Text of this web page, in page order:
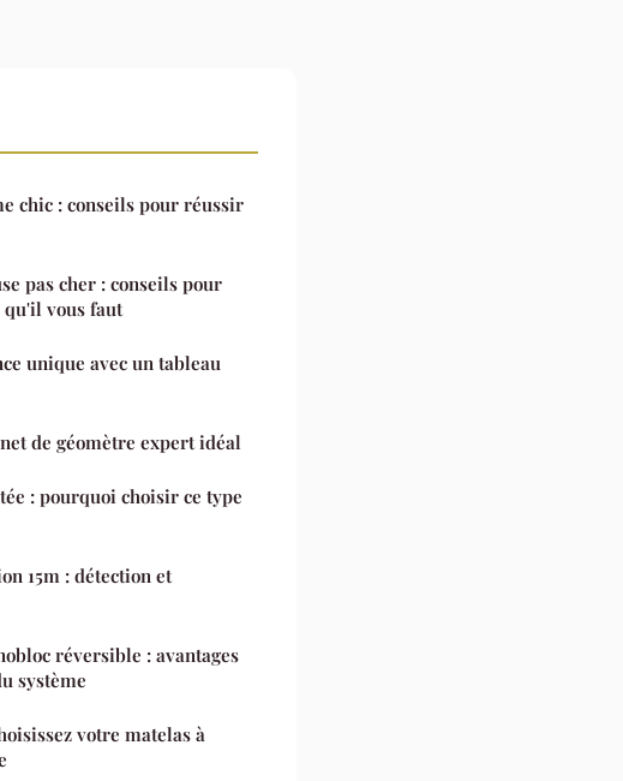
chic : conseils pour réussir
pas cher : conseils pour
vous faut
unique avec un tableau
de géomètre expert idéal
: pourquoi choisir ce type
15m : détection et
réversible : avantages
système
votre matelas à